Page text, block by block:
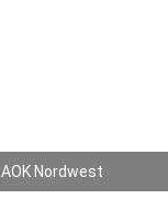
AOK Nordwest